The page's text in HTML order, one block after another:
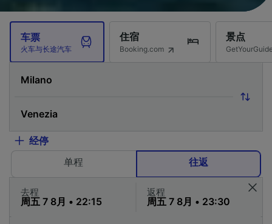
车票
火车与长途汽车
住宿
Booking.com
景点
经停
单程
往返
去程 返程